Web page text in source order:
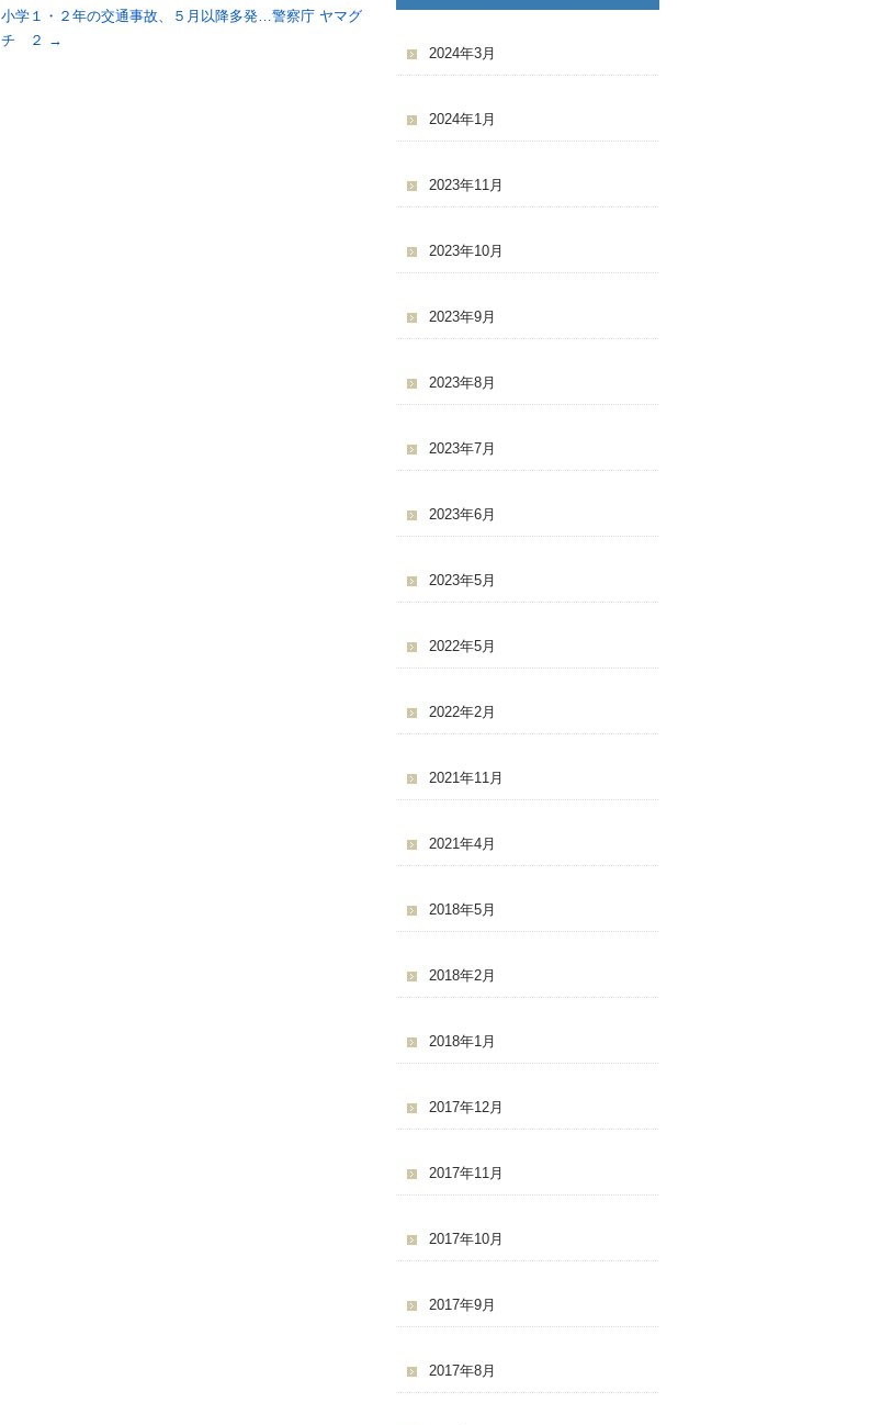
小学１・２年の交通事故、５月以降多発…警察庁 ヤマグ
チ ２ →
2024年3月
2024年1月
2023年11月
2023年10月
2023年9月
2023年8月
2023年7月
2023年6月
2023年5月
2022年5月
2022年2月
2021年11月
2021年4月
2018年5月
2018年2月
2018年1月
2017年12月
2017年11月
2017年10月
2017年9月
2017年8月